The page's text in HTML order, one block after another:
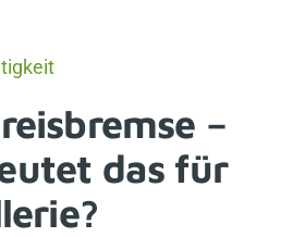
–
das für